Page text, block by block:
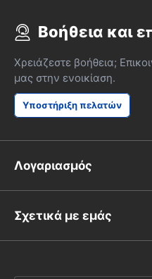
Βοήθεια και
Χρειάζεστε βοήθεια;
μας στην ενοικίαση.
Υποστήριξη πελατών
Λογαριασμός
Σχετικά με εμάς